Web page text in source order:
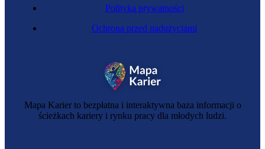
Mapa Karier to bezpłatna i interaktywna baza informacji o
ścieżkach kariery i rynku pracy dla młodych ludzi.
Polityka prywatności
Ochrona przed nadużyciami